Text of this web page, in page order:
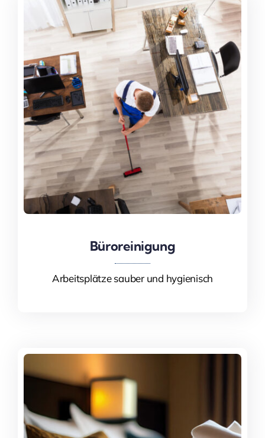
Büroreinigung
Arbeitsplätze sauber und hygienisch
Büroreinigung
Mehr Informationen